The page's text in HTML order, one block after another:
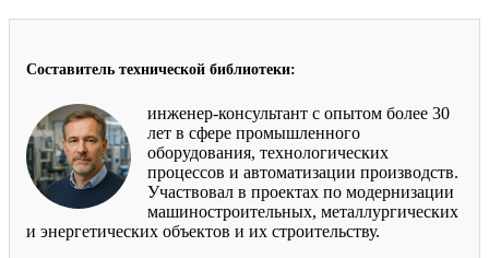
Составитель технической библиотеки:
инженер-консультант с опытом более 30
лет в сфере промышленного
оборудования, технологических
процессов и автоматизации производств.
Участвовал в проектах по модернизации
машиностроительных, металлургических
и энергетических объектов и их строительству.